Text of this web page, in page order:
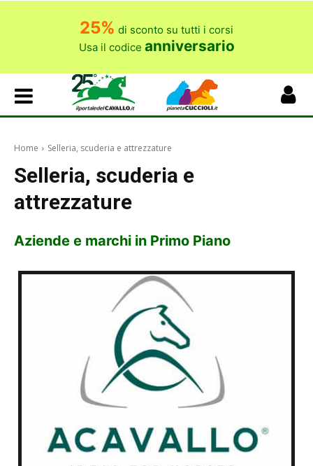
25% di sconto su tutti i corsi
Usa il codice anniversario
Home Selleria, scuderia e attrezzature
Selleria, scuderia e
attrezzature
Aziende e marchi in Primo Piano